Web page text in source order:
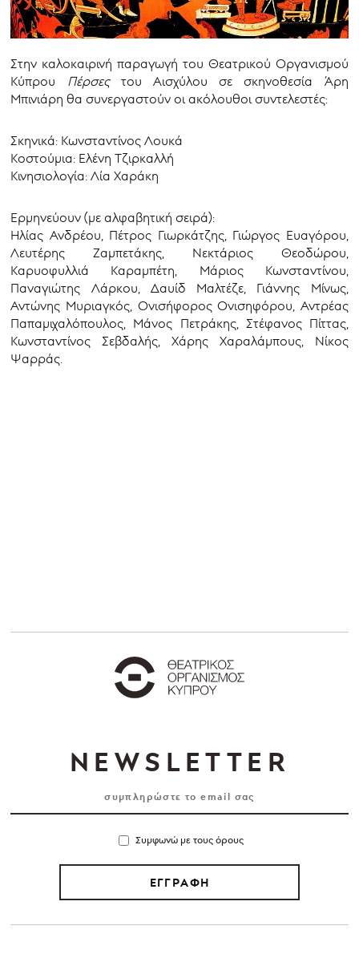
Στην καλοκαιρινή παραγωγή του Θεατρικού Οργανισμού
Κύπρου Πέρσες του Αισχύλου σε σκηνοθεσία Άρη
Μπινιάρη θα συνεργαστούν οι ακόλουθοι συντελεστές:
Σκηνικά: Κωνσταντίνος Λουκά
Κοστούμια: Ελένη Τζιρκαλλή
Κινησιολογία: Λία Χαράκη
Ερμηνεύουν (με αλφαβητική σειρά):
Ηλίας Ανδρέου, Πέτρος Γιωρκάτζης, Γιώργος Ευαγόρου,
Λευτέρης Ζαμπετάκης, Νεκτάριος Θεοδώρου,
Καρυοφυλλιά Καραμπέτη, Μάριος Κωνσταντίνου,
Παναγιώτης Λάρκου, Δαυίδ Μαλτέζε, Γιάννης Μίνως,
Αντώνης Μυριαγκός, Ονισήφορος Ονισηφόρου, Αντρέας
Παπαμιχαλόπουλος, Μάνος Πετράκης, Στέφανος Πίττας,
Κωνσταντίνος Σεβδαλής, Χάρης Χαραλάμπους, Νίκος
Ψαρράς.
NEWSLETTER
Συμφωνώ με τους όρους
ΕΓΓΡΑΦΗ